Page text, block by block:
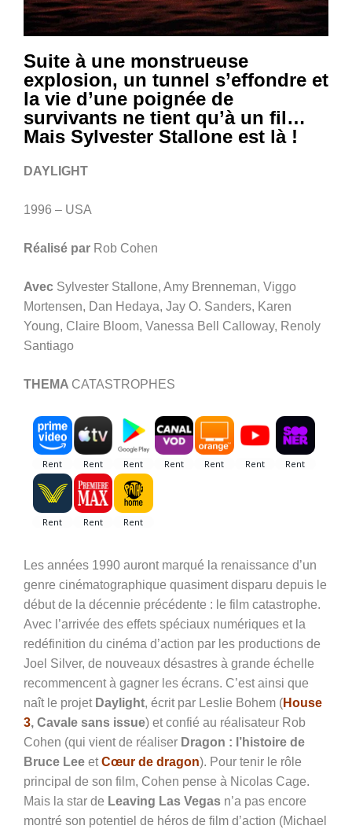
Suite à une monstrueuse
explosion, un tunnel s’effondre et
la vie d’une poignée de
survivants ne tient qu’à un fil…
Mais Sylvester Stallone est là !
DAYLIGHT
1996 – USA
Réalisé par Rob Cohen
Avec Sylvester Stallone, Amy Brenneman, Viggo
Mortensen, Dan Hedaya, Jay O. Sanders, Karen
Young, Claire Bloom, Vanessa Bell Calloway, Renoly
Santiago
THEMA CATASTROPHES
Les années 1990 auront marqué la renaissance d’un
genre cinématographique quasiment disparu depuis le
début de la décennie précédente : le film catastrophe.
Avec l’arrivée des effets spéciaux numériques et la
redéfinition du cinéma d’action par les productions de
Joel Silver, de nouveaux désastres à grande échelle
recommencent à gagner les écrans. C’est ainsi que
naît le projet Daylight, écrit par Leslie Bohem (House
3, Cavale sans issue) et confié au réalisateur Rob
Cohen (qui vient de réaliser Dragon : l’histoire de
Bruce Lee etCœur de dragon). Pour tenir le rôle
principal de son film, Cohen pense à Nicolas Cage.
Mais la star de Leaving Las Vegas n’a pas encore
montré son potentiel de héros de film d’action (Michael